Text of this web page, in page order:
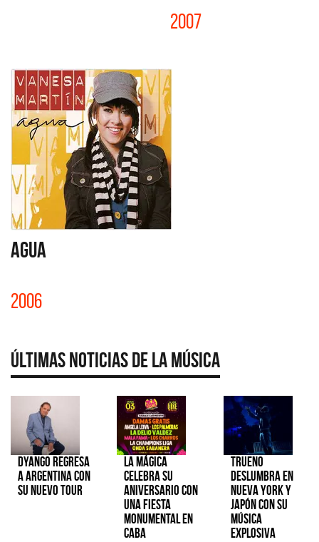
2007
AGUA
2006
Últimas Noticias de la Música
Dyango regresa
a Argentina con
su nuevo tour
La Mágica
celebra su
aniversario con
una fiesta
monumental en
CABA
TRUENO
deslumbra en
Nueva York y
Japón con su
música
explosiva